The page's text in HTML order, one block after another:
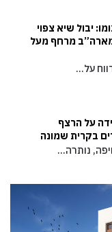
יבול שיא צפוי
מארה”ב מרחף מעל
על…
על הרצף
בקרית שמונה
נותרה…